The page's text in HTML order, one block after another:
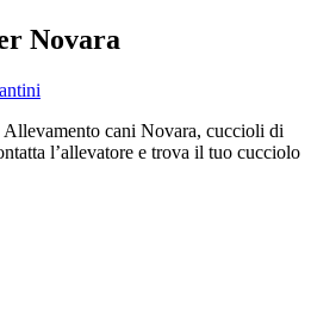
Novara
cani Novara, cuccioli di
l’allevatore e trova il tuo cucciolo